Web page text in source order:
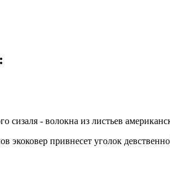
сизаля - волокна из листьев
экоковер привнесет уголок